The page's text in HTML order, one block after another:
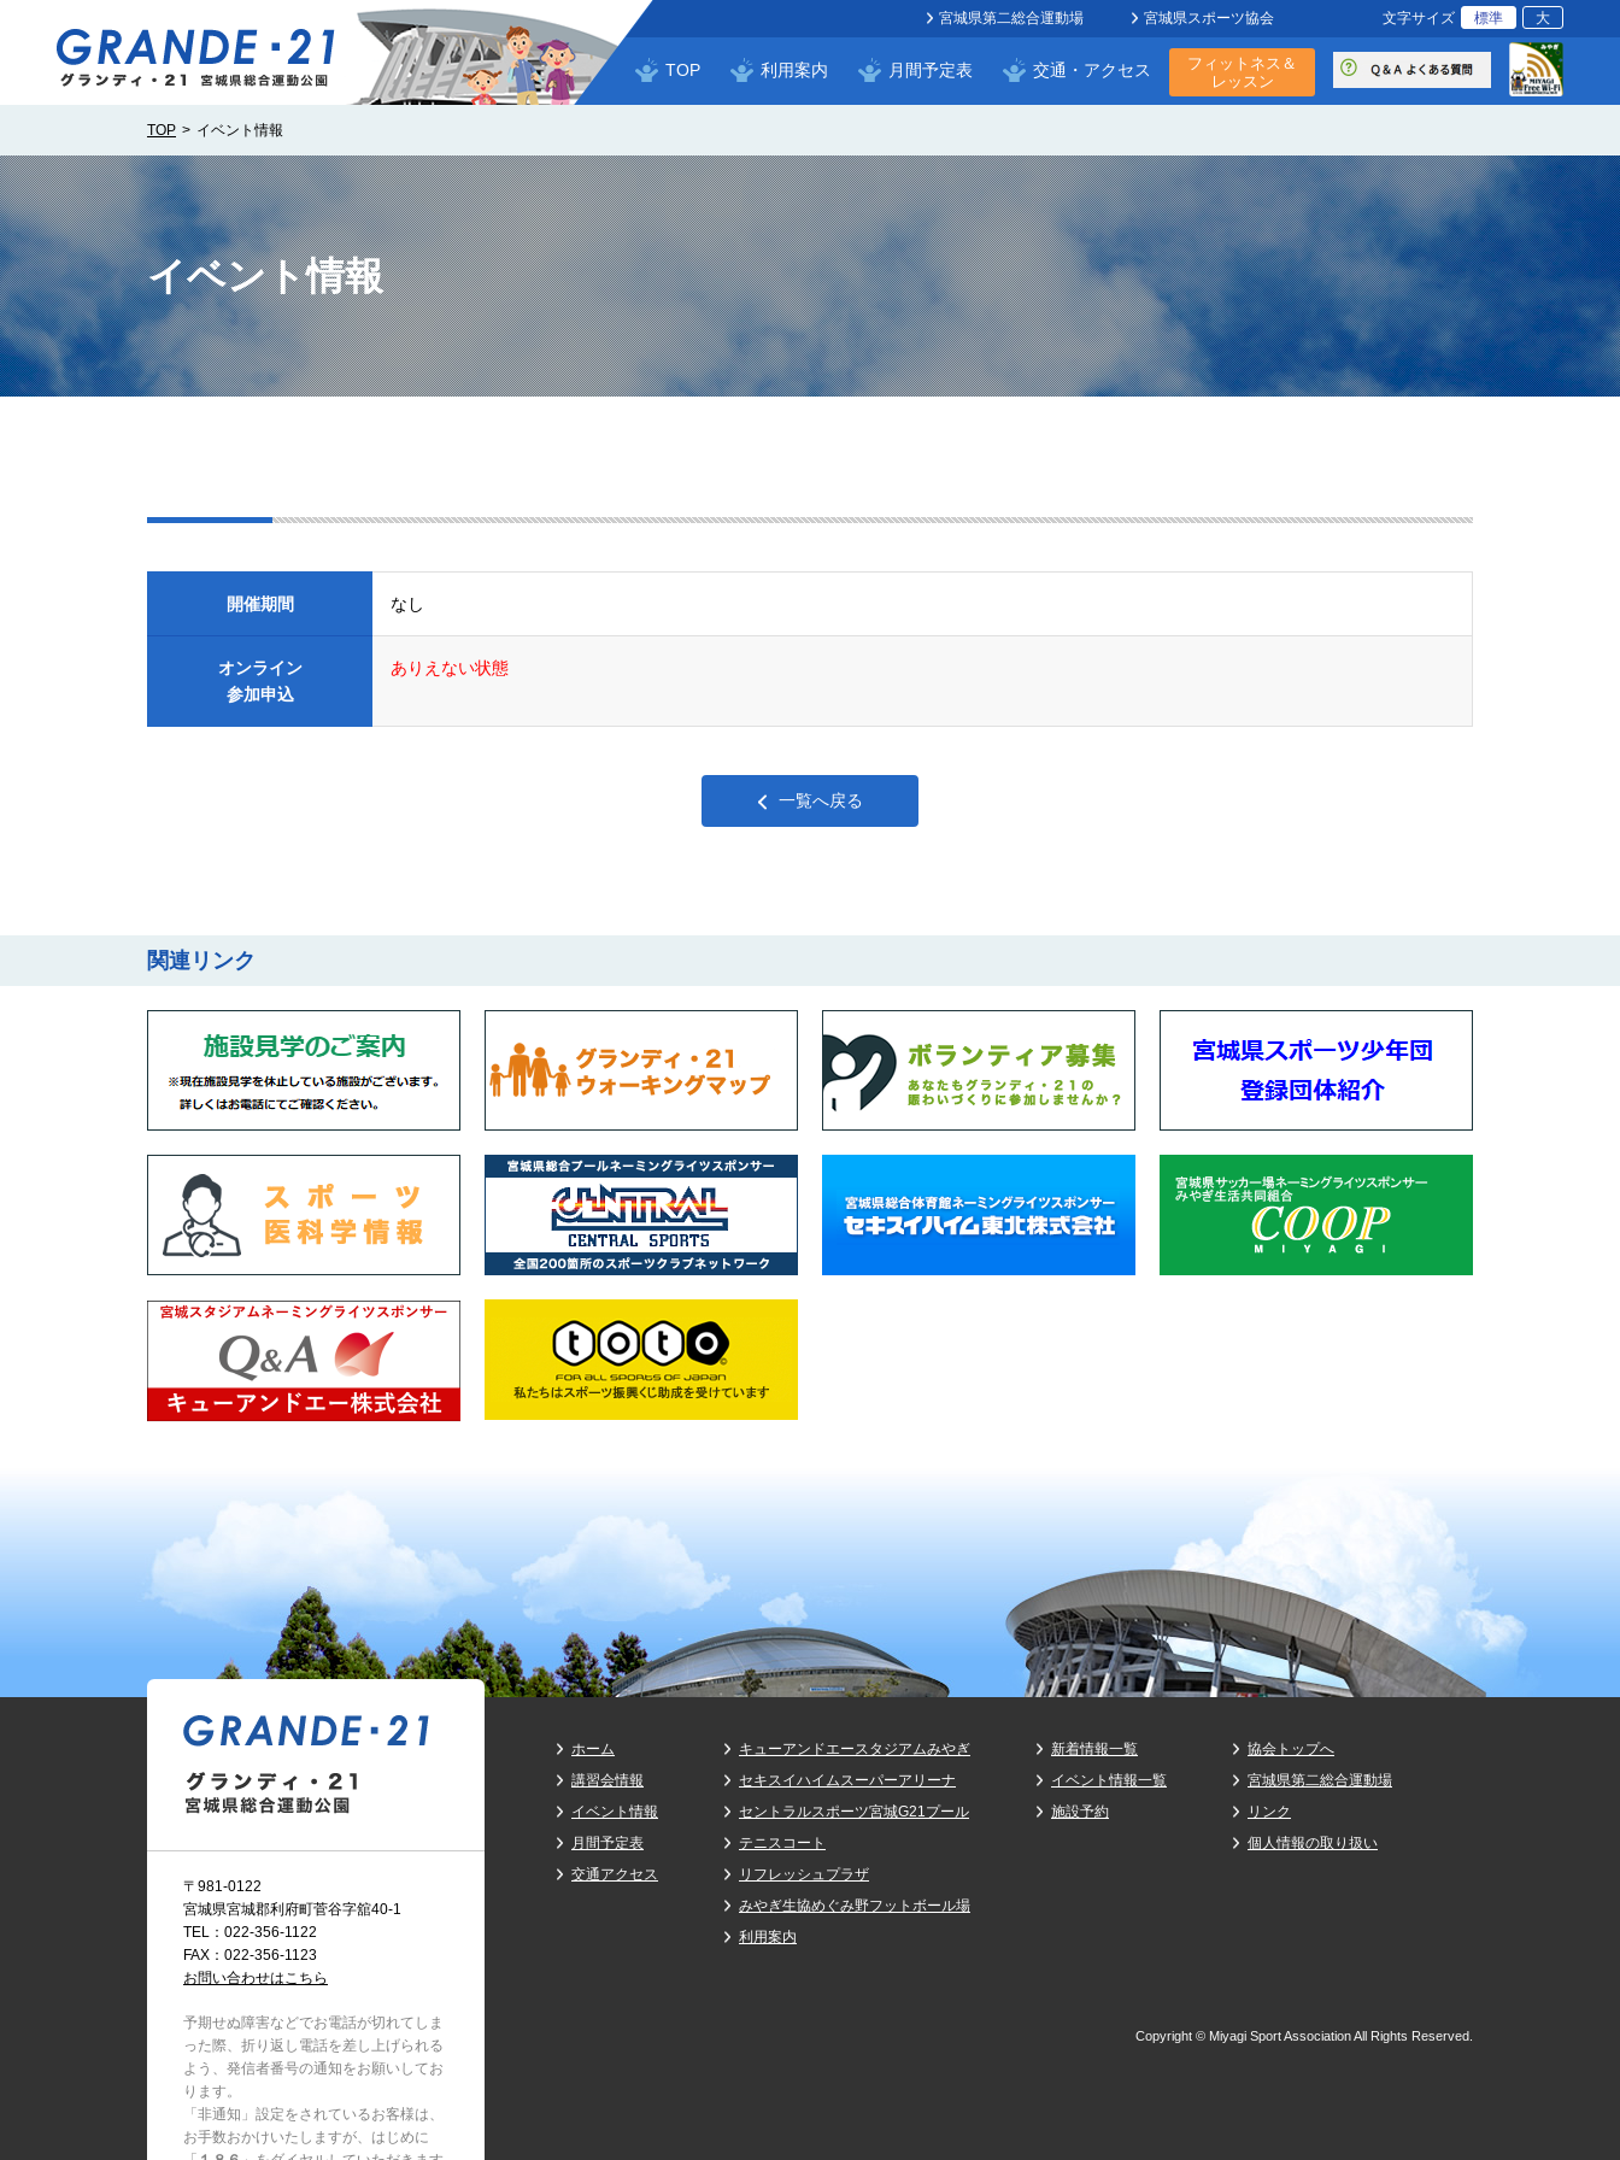
宮城県第二総合運動場 宮城県スポーツ協会
TOP 利用案内 月間予定表 交通・アクセス
フィットネス＆
レッスン
文字サイズ 標準 大
TOP イベント情報
イベント情報
開催期間 なし
オンライン
参加申込
ありえない状態
一覧へ戻る
関連リンク
〒981-0122
宮城県宮城郡利府町菅谷字舘40-1
TEL：022-356-1122
FAX：022-356-1123
お問い合わせはこちら
予期せぬ障害などでお電話が切れてしま
った際、折り返し電話を差し上げられる
よう、発信者番号の通知をお願いしてお
ります。
「非通知」設定をされているお客様は、
お手数おかけいたしますが、はじめに
ホーム
講習会情報
イベント情報
月間予定表
交通アクセス
キューアンドエースタジアムみやぎ
セキスイハイムスーパーアリーナ
セントラルスポーツ宮城G21プール
テニスコート
リフレッシュプラザ
みやぎ生協めぐみ野フットボール場
利用案内
新着情報一覧
イベント情報一覧
施設予約
協会トップへ
宮城県第二総合運動場
リンク
個人情報の取り扱い
Copyright © Miyagi Sport Association All Rights Reserved.